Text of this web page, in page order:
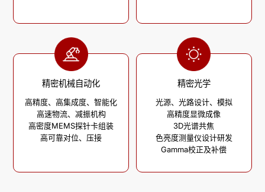
精密机械自动化
高精度、高集成度、智能化
高速物流、减振机构
高密度MEMS探针卡组装
高可靠对位、压接
精密光学
光源、光路设计、模拟
高精度显微成像
3D光谱共焦
色亮度测量仪设计研发
Gamma校正及补偿